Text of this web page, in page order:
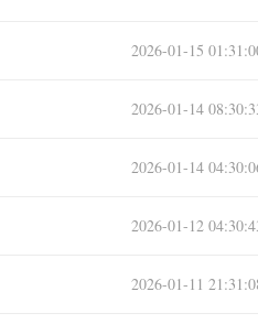
2026-01-15
2026-01-14
2026-01-14
2026-01-12
2026-01-11